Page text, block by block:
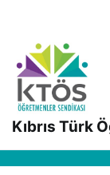
Kıbrıs Türk